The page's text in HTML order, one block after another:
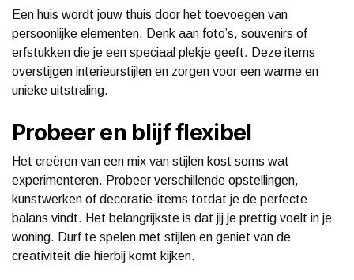
Een huis wordt jouw thuis door het toevoegen van
persoonlijke elementen. Denk aan foto’s, souvenirs of
erfstukken die je een speciaal plekje geeft. Deze items
overstijgen interieurstijlen en zorgen voor een warme en
unieke uitstraling.
Probeer en blijf flexibel
Het creëren van een mix van stijlen kost soms wat
experimenteren. Probeer verschillende opstellingen,
kunstwerken of decoratie-items totdat je de perfecte
balans vindt. Het belangrijkste is dat jij je prettig voelt in je
woning. Durf te spelen met stijlen en geniet van de
creativiteit die hierbij komt kijken.